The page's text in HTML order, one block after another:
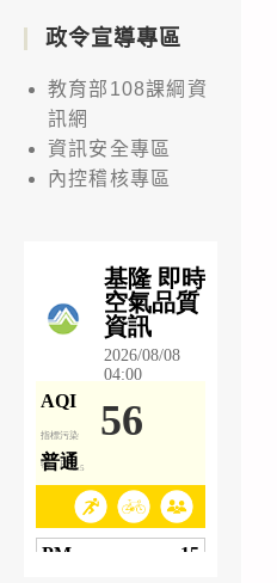
政令宣導專區
教育部108課綱資
訊網
資訊安全專區
內控稽核專區